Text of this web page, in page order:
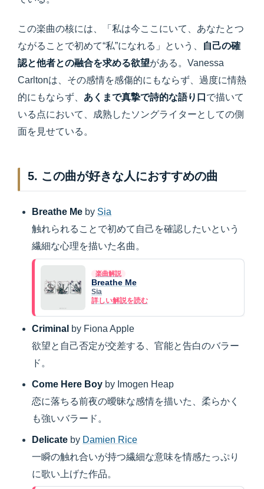
この楽曲の核には、「私は今ここにいて、あなたとつ
ながることで初めて“私”になれる」という、
自己の確
認と他者との融合を求める欲望がある。Vanessa
Carltonは、その感情を感傷的にもならず、過度に情熱
的にもならず、 あくまで真摯で詩的な語り口 で描いて
いる点において、成熟したソングライターとしての側
面を見せている。
5. この曲が好きな人におすすめの曲
Breathe Me by Sia
触れられることで初めて自己を確認したいという
繊細な心理を描いた名曲。
楽曲解説
Breathe Me
Sia
詳しい解説を読む
Criminal by Fiona Apple
欲望と自己否定が交差する、官能と告白のバラー
ド。
Come Here Boy by Imogen Heap
恋に落ちる前夜の曖昧な感情を描いた、柔らかく
も強いバラード。
Delicate by Damien Rice
一瞬の触れ合いが持つ繊細な意味を情感たっぷり
に歌い上げた作品。